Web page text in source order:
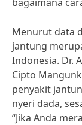
Menurut data
jantung
Indonesia. Dr.
Cipto
penyakit
nyeri dada,
“Jika Anda